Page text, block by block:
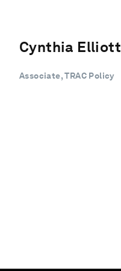
Cynthia Elliott
Associate, TRAC Policy